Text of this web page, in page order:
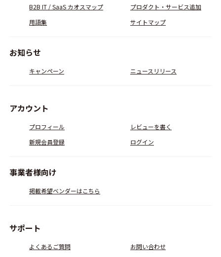
B2B IT / SaaS カオスマップ
プロダクト・サービス追加
用語集
サイトマップ
お知らせ
キャンペーン ニュースリリース
アカウント
プロフィール
レビューを書く
新規会員登録
ログイン
事業者様向け
掲載希望ベンダーはこちら
サポート
よくあるご質問 お問い合わせ